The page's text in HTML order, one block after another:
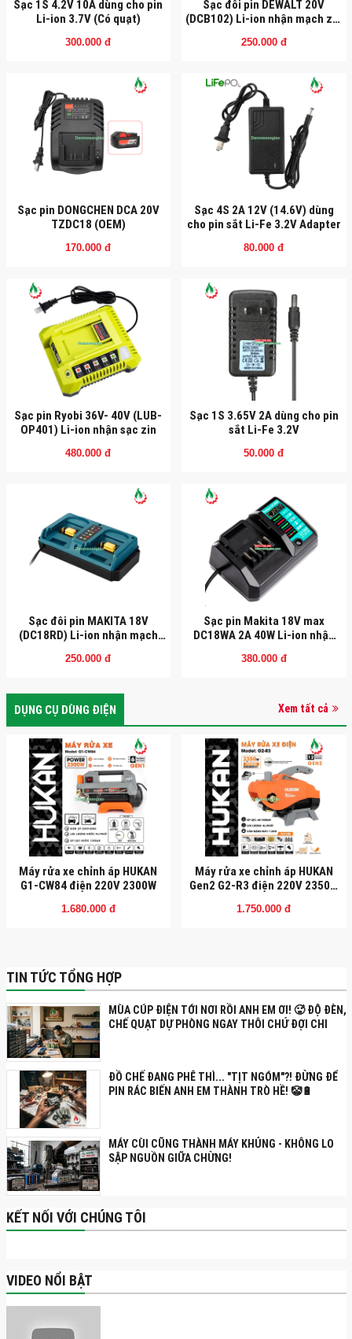
Sạc 1S 4.2V 10A dùng cho pin
Li-ion 3.7V (Có quạt)
300.000 đ
Sạc đôi pin DEWALT 20V
(DCB102) Li-ion nhận mạch zin
250.000 đ
Sạc pin DONGCHEN DCA 20V
TZDC18 (OEM)
170.000 đ
Sạc 4S 2A 12V (14.6V) dùng
cho pin sắt Li-Fe 3.2V Adapter
80.000 đ
Sạc pin Ryobi 36V- 40V (LUB-
OP401) Li-ion nhận sạc zin
480.000 đ
Sạc 1S 3.65V 2A dùng cho pin
sắt Li-Fe 3.2V
50.000 đ
Sạc đôi pin MAKITA 18V
(DC18RD) Li-ion nhận mạch
250.000 đ
Sạc pin Makita 18V max
DC18WA 2A 40W Li-ion nhận
380.000 đ
DỤNG CỤ DÙNG ĐIỆN Xem tất cả
Máy rửa xe chỉnh áp HUKAN
G1-CW84 điện 220V 2300W
1.680.000 đ
Máy rửa xe chỉnh áp HUKAN
Gen2 G2-R3 điện 220V 2350W
1.750.000 đ
TIN TỨC TỔNG HỢP
MÙA CÚP ĐIỆN TỚI NƠI RỒI ANH EM ƠI! 🥵 ĐỘ ĐÈN,
CHẾ QUẠT DỰ PHÒNG NGAY THÔI CHỨ ĐỢI CHI
ĐỒ CHẾ ĐANG PHÊ THÌ... "TỊT NGÓM"?! ĐỪNG ĐỂ
PIN RÁC BIẾN ANH EM THÀNH TRÒ HỀ! 🤡🔋
MÁY CÙI CŨNG THÀNH MÁY KHỦNG - KHÔNG LO
SẬP NGUỒN GIỮA CHỪNG!
KẾT NỐI VỚI CHÚNG TÔI
VIDEO NỔI BẬT